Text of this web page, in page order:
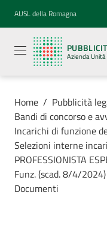
Vai al contenuto
Vai alla navigazione
Vai al footer
AUSL della Romagna
Azienda
legale
Azienda
Unità
Locale della
Azienda
Home / Pubblicità
Bandi di concorso e
Incarichi di funzione
Selezioni interne
PROFESSIONISTA
Funz. (scad. 8/4/2024)
Documenti